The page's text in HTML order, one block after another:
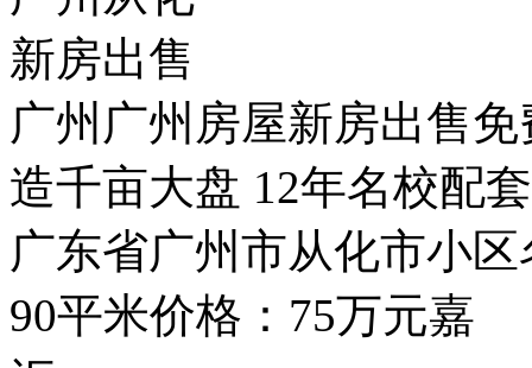
新房出售
广州广州房屋新房出售
造千亩大盘 12年名校配
广东省广州市从化市小
90平米价格：75万元嘉